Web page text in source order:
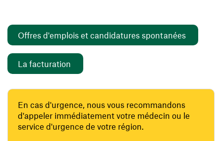
Offres d'emplois et candidatures spontanées
La facturation
En cas d'urgence, nous vous recommandons
d'appeler immédiatement votre médecin ou le
service d'urgence de votre région.